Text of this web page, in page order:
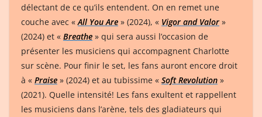
délectant de ce qu’ils entendent. On en remet une
couche avec « All You Are » (2024), « Vigor and Valor »
(2024) et « Breathe » qui sera aussi l’occasion de
présenter les musiciens qui accompagnent Charlotte
sur scène. Pour finir le set, les fans auront encore droit
à « Praise » (2024) et au tubissime « Soft Revolution »
(2021). Quelle intensité! Les fans exultent et rappellent
les musiciens dans l’arène, tels des gladiateurs qui